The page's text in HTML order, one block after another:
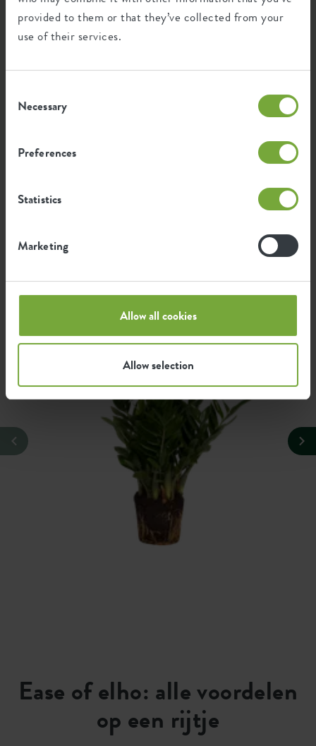
provided to them or that they’ve collected from your
use of their services.
Selection
Necessary
Preferences
Statistics
Marketing
Allow all cookies
Allow selection
Instagram • 22 juli 2025
Dit product stylen met
Zamioculcas zamiifolia
Kamerpalm
Ease of elho: alle voordelen
op een rijtje